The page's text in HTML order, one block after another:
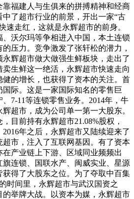
福建人与生俱来的拼搏精神和经商
中了超市行业的前景，开出一家“古
速走红，这就是永辉超市的前身。
、沃尔玛等争相进入中国，本土连锁
压力。竞争激发了张轩松的潜力，
辉超市做大做强生鲜板块，走出了
生鲜这一绝活，永辉超市快速走向
的增长，也获得了资本的关注。首
际。这是一家国际知名的零售巨
7-11等连锁零售业务。2014年，牛
超市，成为公司单一第一大股东。
目前持有永辉超市21.08%股权，
年之后，永辉超市又陆续迎来了
市，注入了互联网基因。有了资本
产业链上下游、区域同业频频出
连锁、国联水产、闽威实业、星源
得了大股东之位。为了夺取中百集
时间里，永辉超市与武汉国资之
举牌大战。以资本为媒，永辉超市